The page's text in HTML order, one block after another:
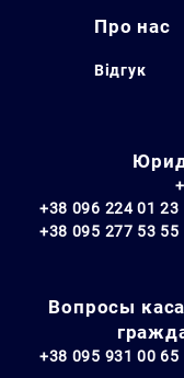
Про нас
Відгук
+38 096 224 01 23
+38 095 277 53 55
Вопросы
+38 095 931 00 65